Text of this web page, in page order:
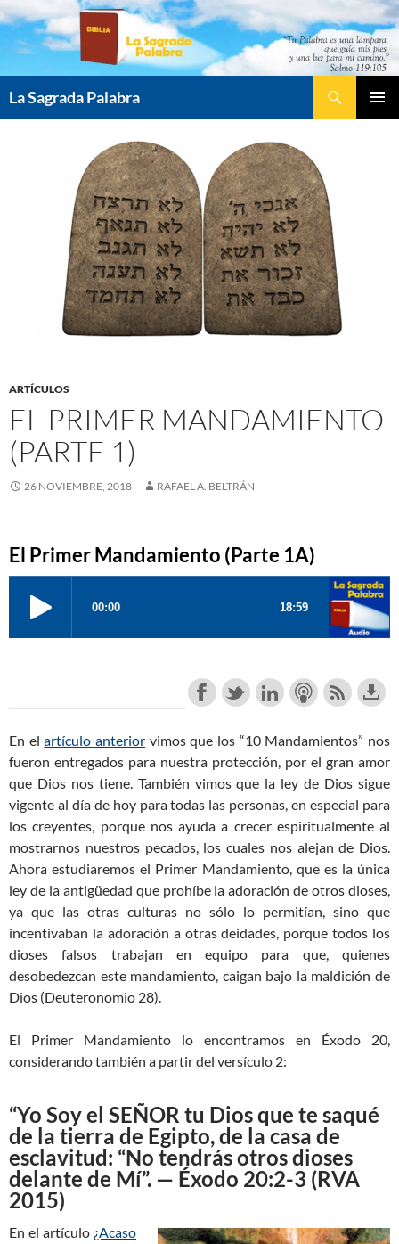
Saltar
contenido
La Sagrada Palabra
ARTÍCULOS
EL PRIMER MANDAMIENTO
(PARTE 1)
26 NOVIEMBRE, 2018 RAFAEL A. BELTRÁN
El Primer Mandamiento (Parte 1A)
En elartículo anterior vimos que los “10 Mandamientos” nos
fueron entregados para nuestra protección, por el gran amor
que Dios nos tiene. También vimos que la ley de Dios sigue
vigente al día de hoy para todas las personas, en especial para
los creyentes, porque nos ayuda a crecer espiritualmente al
mostrarnos nuestros pecados, los cuales nos alejan de Dios.
Ahora estudiaremos el Primer Mandamiento, que es la única
ley de la antigüedad que prohíbe la adoración de otros dioses,
ya que las otras culturas no sólo lo permitían, sino que
incentivaban la adoración a otras deidades, porque todos los
dioses falsos trabajan en equipo para que, quienes
desobedezcan este mandamiento, caigan bajo la maldición de
Dios (Deuteronomio 28).
El Primer Mandamiento lo encontramos en Éxodo 20,
considerando también a partir del versículo 2:
“Yo Soy el SEÑOR tu Dios que te saqué
de la tierra de Egipto, de la casa de
esclavitud: “No tendrás otros dioses
delante de Mí”. — Éxodo 20:2-3 (RVA
2015)
En el artículo ¿Acaso